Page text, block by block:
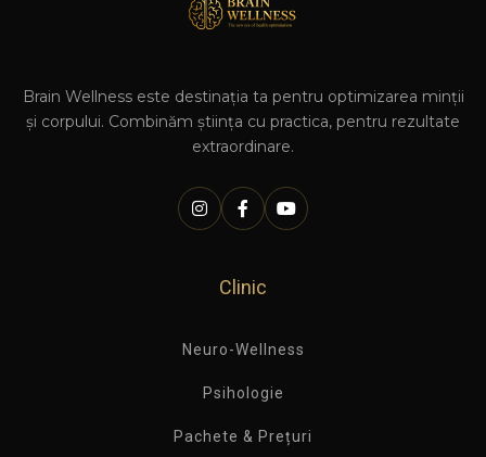
Brain Wellness este destinația ta pentru optimizarea minții
și corpului. Combinăm știința cu practica, pentru rezultate
extraordinare.
Clinic
Neuro-Wellness
Psihologie
Pachete & Prețuri